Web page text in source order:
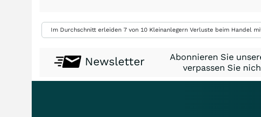
Im Durchschnitt erleiden 7 von 10 Kleinanlegern Verluste beim Handel
Newsletter
Abonnieren Sie
verpassen Sie